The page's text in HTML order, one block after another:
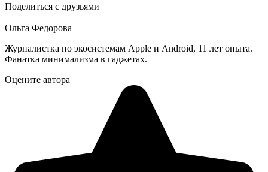
Поделиться с друзьями
Ольга Федорова
Журналистка по экосистемам Apple и Android, 11 лет опыта.
Фанатка минимализма в гаджетах.
Оцените автора